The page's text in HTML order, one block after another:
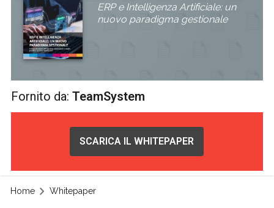
ERP e Intelligenza Artificiale: un
nuovo paradigma gestionale
Fornito da:TeamSystem
SCARICA IL WHITEPAPER
Home Whitepaper